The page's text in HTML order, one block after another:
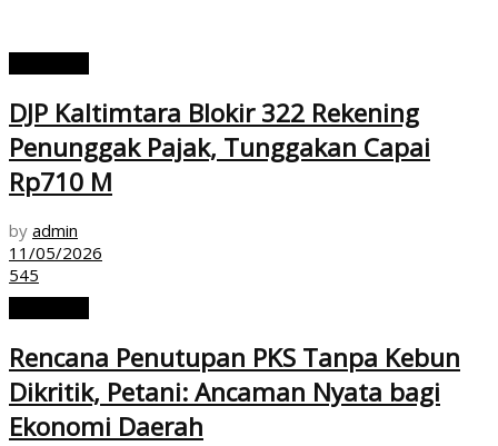
DJP Kaltimtara Blokir 322 Rekening
Penunggak Pajak, Tunggakan Capai
Rp710 M
by admin
11/05/2026
545
Rencana Penutupan PKS Tanpa Kebun
Dikritik, Petani: Ancaman Nyata bagi
Ekonomi Daerah